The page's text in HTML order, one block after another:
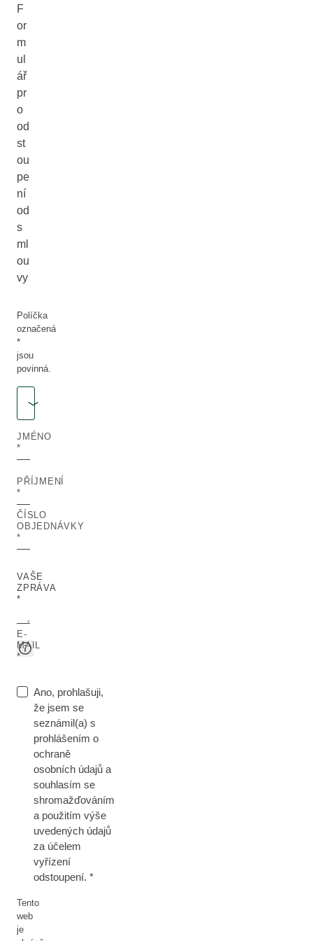
F
or
m
ul
ář
pr
o
od
st
ou
pe
ní
od
s
ml
ou
vy
Políčka
označená
*
jsou
povinná.
OSLOVENÍ
JMÉNO
PŘÍJMENÍ
ČÍSLO
OBJEDNÁVKY
VAŠE
ZPRÁVA
*
E-
MAIL
Ano, prohlašuji,
že jsem se
seznámil(a) s
prohlášením o
ochraně
osobních údajů a
souhlasím se
shromažďováním
a použitím výše
uvedených údajů
za účelem
vyřízení
odstoupení.
Tento
web
je